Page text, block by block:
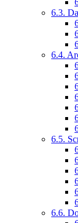
6.3.
6.4.
6.5.
6.6.